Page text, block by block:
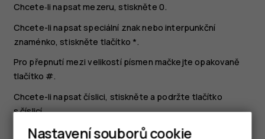
Chcete‑li napsat mezeru, stiskněte 0.
Chcete-li napsat speciální znak nebo interpunkční
znaménko, stiskněte tlačítko *.
Pro přepnutí mezi velikostí písmen mačkejte opakovaně
tlačítko #.
Chcete-li napsat číslici, stiskněte a podržte tlačítko
s číslicí.
Způsob psaní se může lišit mezi různými aplikacemi.
Nastavení souborů cookie